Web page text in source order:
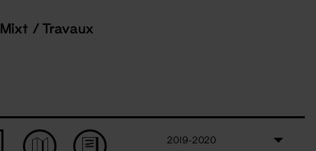
Mixt / Travaux
2019-2020